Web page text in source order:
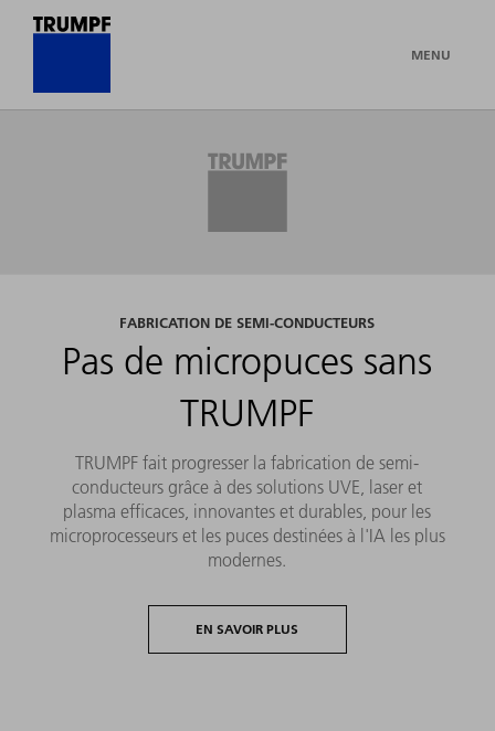
MENU
FABRICATION DE SEMI-CONDUCTEURS
Pas de micropuces sans
TRUMPF
TRUMPF fait progresser la fabrication de semi-
conducteurs grâce à des solutions UVE, laser et
plasma efficaces, innovantes et durables, pour les
microprocesseurs et les puces destinées à l'IA les plus
modernes.
EN SAVOIR PLUS